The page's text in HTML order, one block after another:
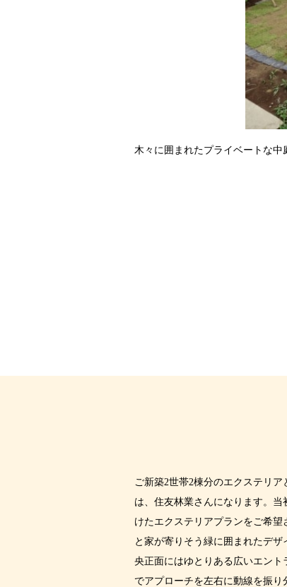
木々に囲まれたプライベートな中
ご新築2世帯2棟分のエクステリ
は、住友林業さんになります。
けたエクステリアプランをご希
と家が寄りそう緑に囲まれたデ
央正面にはゆとりある広いエント
でアプローチを左右に動線を振